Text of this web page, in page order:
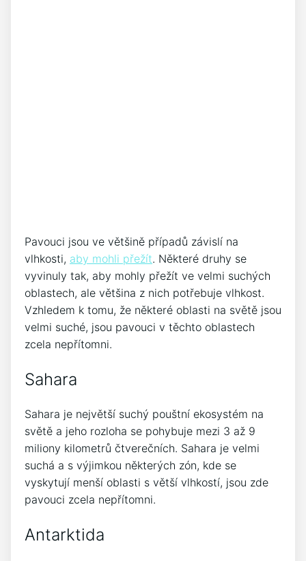
Pavouci jsou ve většině případů závislí na
vlhkosti, aby mohli přežít. Některé druhy se
vyvinuly tak, aby mohly přežít ve velmi suchých
oblastech, ale většina z nich potřebuje vlhkost.
Vzhledem k tomu, že některé oblasti na světě jsou
velmi suché, jsou pavouci v těchto oblastech
zcela nepřítomni.
Sahara
Sahara je největší suchý pouštní ekosystém na
světě a jeho rozloha se pohybuje mezi 3 až 9
miliony kilometrů čtverečních. Sahara je velmi
suchá a s výjimkou některých zón, kde se
vyskytují menší oblasti s větší vlhkostí, jsou zde
pavouci zcela nepřítomni.
Antarktida